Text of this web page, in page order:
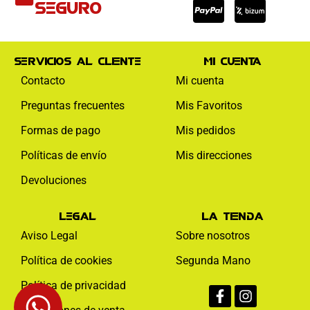
seguro
Servicios al cliente
Contacto
Preguntas frecuentes
Formas de pago
Políticas de envío
Devoluciones
Mi cuenta
Mi cuenta
Mis Favoritos
Mis pedidos
Mis direcciones
Legal
Aviso Legal
Política de cookies
Política de privacidad
La tienda
Sobre nosotros
Segunda Mano
f